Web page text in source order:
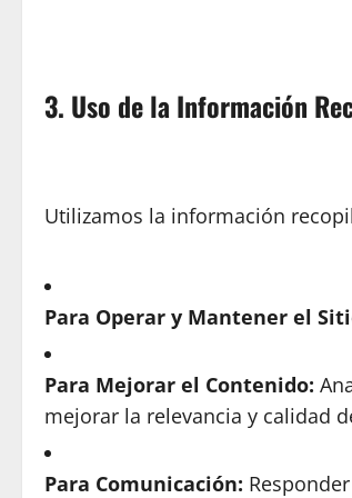
3. Uso de la Información
Utilizamos la información
Para Operar y Mantener el
Para Mejorar el Contenido:
mejorar la relevancia y calidad
Para Comunicación: